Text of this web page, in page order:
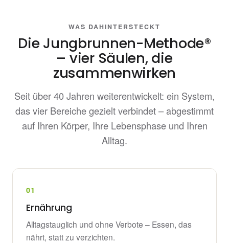
WAS DAHINTERSTECKT
Die Jungbrunnen-Methode®
– vier Säulen, die
zusammenwirken
Seit über 40 Jahren weiterentwickelt: ein System,
das vier Bereiche gezielt verbindet – abgestimmt
auf Ihren Körper, Ihre Lebensphase und Ihren
Alltag.
01
Ernährung
Alltagstauglich und ohne Verbote – Essen, das
nährt, statt zu verzichten.